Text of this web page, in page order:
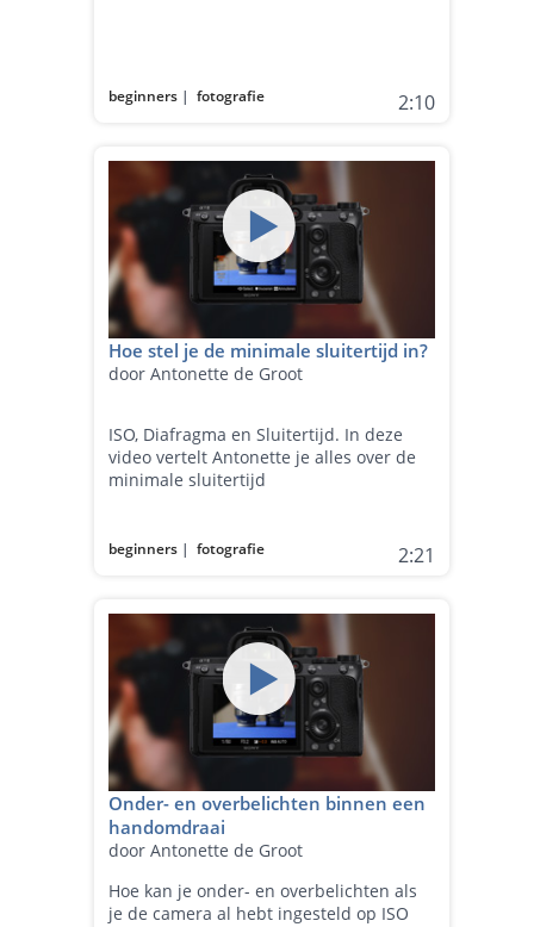
beginners |fotografie 2:10
Hoe stel je de minimale sluitertijd in?
door Antonette de Groot
ISO, Diafragma en Sluitertijd. In deze
video vertelt Antonette je alles over de
minimale sluitertijd
beginners |fotografie 2:21
Onder- en overbelichten binnen een
handomdraai
door Antonette de Groot
Hoe kan je onder- en overbelichten als
je de camera al hebt ingesteld op ISO